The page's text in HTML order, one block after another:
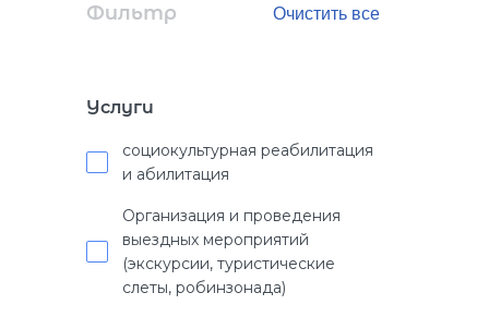
Фильтр
Услуги
социокультурная реабилитация
и абилитация
Организация и проведения
выездных мероприятий
(экскурсии, туристические
слеты, робинзонада)